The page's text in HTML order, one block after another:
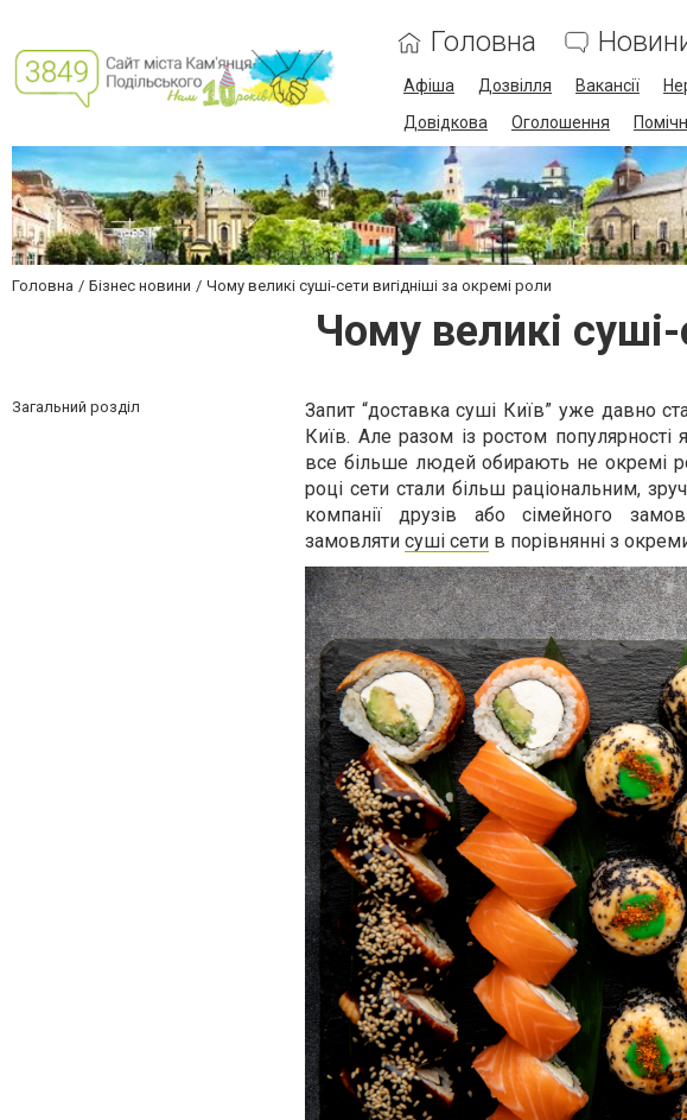
Головна
Афіша Дозвілля Вакансії
Довідкова
Оголошення
Головна Бізнес новини Чому великі суші-сети вигідніші за окремі роли
Чому великі суші-
Загальний розділ
Запит “доставка суші Київ” уже давно
Київ. Але разом із ростом
все більше людей обирають не окремі
році сети стали більш раціональним,
компанії друзів або сімейного
замовляти суші сети в порівнянні з